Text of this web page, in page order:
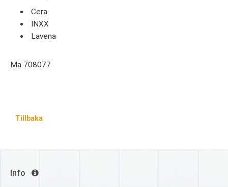
Cera
INXX
Lavena
Ma 708077
Tillbaka
Info